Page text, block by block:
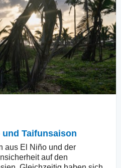
Taifunsaison
aus El Niño und der
auf den